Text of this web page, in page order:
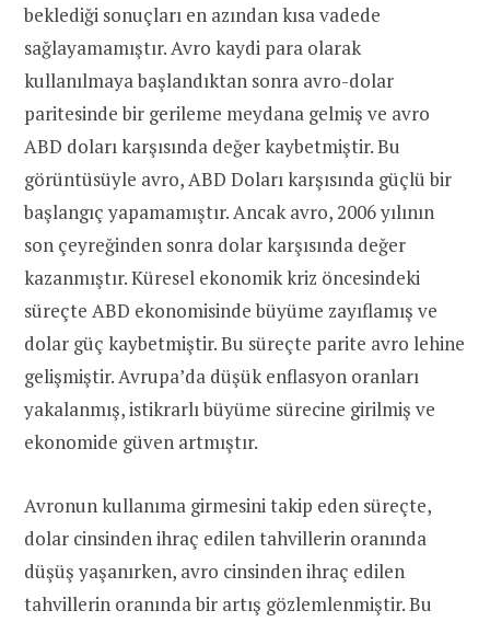
beklediği sonuçları en azından kısa vadede
sağlayamamıştır. Avro kaydi para olarak
kullanılmaya başlandıktan sonra avro-dolar
paritesinde bir gerileme meydana gelmiş ve avro
ABD doları karşısında değer kaybetmiştir. Bu
görüntüsüyle avro, ABD Doları karşısında güçlü bir
başlangıç yapamamıştır. Ancak avro, 2006 yılının
son çeyreğinden sonra dolar karşısında değer
kazanmıştır. Küresel ekonomik kriz öncesindeki
süreçte ABD ekonomisinde büyüme zayıflamış ve
dolar güç kaybetmiştir. Bu süreçte parite avro lehine
gelişmiştir. Avrupa’da düşük enflasyon oranları
yakalanmış, istikrarlı büyüme sürecine girilmiş ve
ekonomide güven artmıştır.
Avronun kullanıma girmesini takip eden süreçte,
dolar cinsinden ihraç edilen tahvillerin oranında
düşüş yaşanırken, avro cinsinden ihraç edilen
tahvillerin oranında bir artış gözlemlenmiştir. Bu